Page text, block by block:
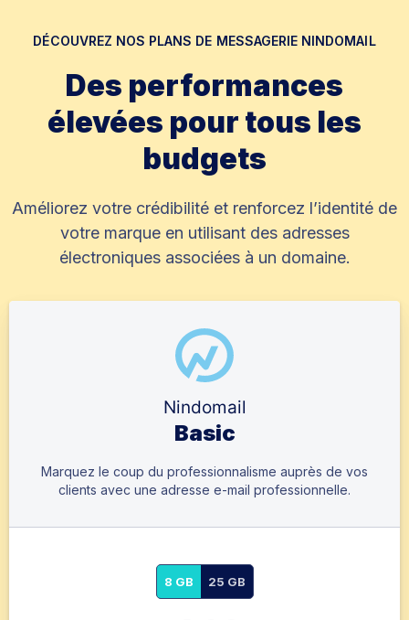
DÉCOUVREZ NOS PLANS DE MESSAGERIE NINDOMAIL
Des performances
élevées pour tous les
budgets
Améliorez votre crédibilité et renforcez l’identité de
votre marque en utilisant des adresses
électroniques associées à un domaine.
Nindomail
Basic
Marquez le coup du professionnalisme auprès de vos
clients avec une adresse e-mail professionnelle.
8 GB 25 GB